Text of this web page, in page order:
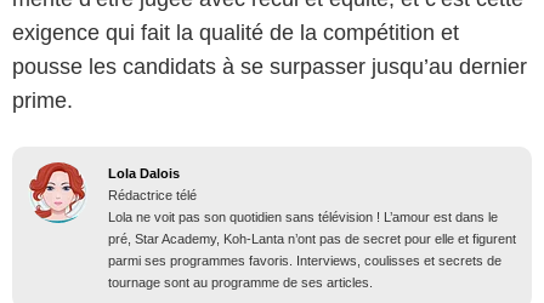
exigence qui fait la qualité de la compétition et
pousse les candidats à se surpasser jusqu’au dernier
prime.
Lola Dalois
Rédactrice télé
Lola ne voit pas son quotidien sans télévision ! L’amour est dans le
pré, Star Academy, Koh-Lanta n’ont pas de secret pour elle et figurent
parmi ses programmes favoris. Interviews, coulisses et secrets de
tournage sont au programme de ses articles.